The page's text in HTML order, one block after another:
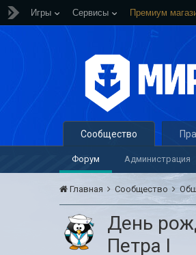
Игры Сервисы Премиум
Сообщество
Форум Администрация
Главная Сообщество
День
Петра I